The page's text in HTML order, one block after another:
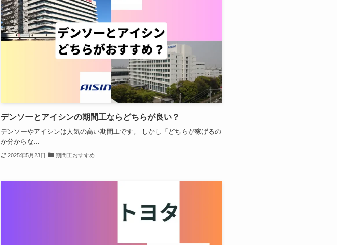
デンソーとアイシンの期間工ならどちらが良い？
デンソーやアイシンは人気の高い期間工です。 しかし「どちらが稼げるの
か分からな...
2025年5月23日 期間工おすすめ